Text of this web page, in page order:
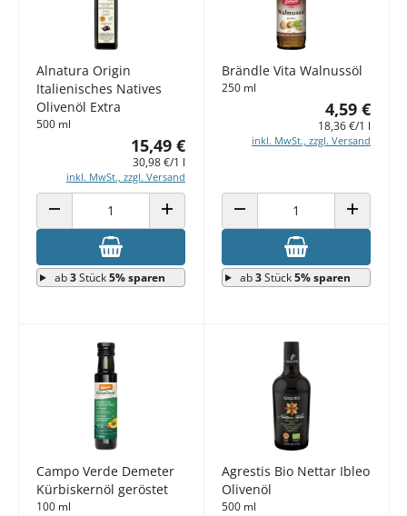
Alnatura Origin
Italienisches Natives
Olivenöl Extra
500 ml
15,49 €
30,98 €/1 l
inkl. MwSt., zzgl. Versand
ANZAHL VERRINGERN ANZAHL ERHÖHEN
ab3Stück5% sparen
Brändle Vita Walnussöl
250 ml
4,59 €
18,36 €/1 l
inkl. MwSt., zzgl. Versand
ANZAHL VERRINGERN ANZAHL
ab3Stück5% sparen
Campo Verde Demeter
Kürbiskernöl geröstet
100 ml
Agrestis Bio Nettar Ibleo
Olivenöl
500 ml